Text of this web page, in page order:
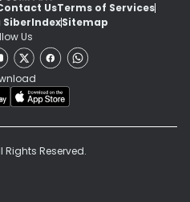
UsTerms of Services
SiberIndexSitemap
Us
Rights Reserved.